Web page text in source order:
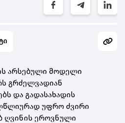
არსებული მოდელი
გრძელვადიან
და გადასახადის
უფრო ძვირი
ღვინის ეროვნული